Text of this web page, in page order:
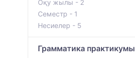
Оқу жылы - 2
Семестр - 1
Несиелер - 5
Грамматика практикумы